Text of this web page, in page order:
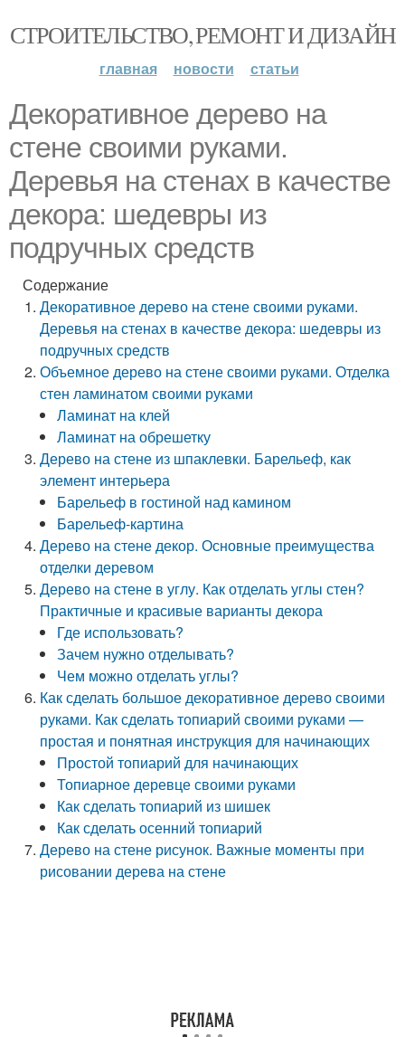
СТРОИТЕЛЬСТВО, РЕМОНТ И ДИЗАЙН
главная новости статьи
Декоративное дерево на
стене своими руками.
Деревья на стенах в качестве
декора: шедевры из
подручных средств
Содержание
Декоративное дерево на стене своими руками.
Деревья на стенах в качестве декора: шедевры из
подручных средств
Объемное дерево на стене своими руками. Отделка
стен ламинатом своими руками
Ламинат на клей
Ламинат на обрешетку
Дерево на стене из шпаклевки. Барельеф, как
элемент интерьера
Барельеф в гостиной над камином
Барельеф-картина
Дерево на стене декор. Основные преимущества
отделки деревом
Дерево на стене в углу. Как отделать углы стен?
Практичные и красивые варианты декора
Где использовать?
Зачем нужно отделывать?
Чем можно отделать углы?
Как сделать большое декоративное дерево своими
руками. Как сделать топиарий своими руками —
простая и понятная инструкция для начинающих
Простой топиарий для начинающих
Топиарное деревце своими руками
Как сделать топиарий из шишек
Как сделать осенний топиарий
Дерево на стене рисунок. Важные моменты при
рисовании дерева на стене